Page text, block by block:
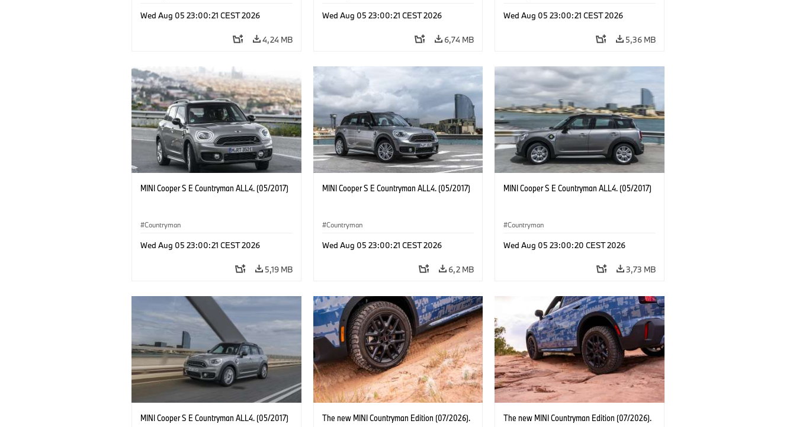
Wed Aug 05 23:00:21 CEST 2026
4,24 MB
Wed Aug 05 23:00:21 CEST 2026
6,74 MB
Wed Aug 05 23:00:21 CEST 2026
5,36 MB
MINI Cooper S E Countryman ALL4. (05/2017)
Countryman
Wed Aug 05 23:00:21 CEST 2026
5,19 MB
MINI Cooper S E Countryman ALL4. (05/2017)
Countryman
Wed Aug 05 23:00:21 CEST 2026
6,2 MB
MINI Cooper S E Countryman ALL4. (05/2017)
Countryman
Wed Aug 05 23:00:20 CEST 2026
3,73 MB
MINI Cooper S E Countryman ALL4. (05/2017) The new MINI Countryman Edition (07/2026). The new MINI Countryman Edition (07/2026).